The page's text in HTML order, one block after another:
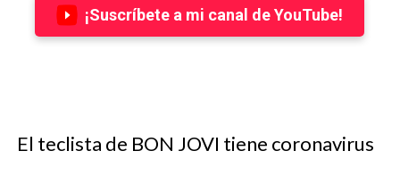
¡Suscríbete a mi canal de YouTube!
El teclista de BON JOVI tiene coronavirus